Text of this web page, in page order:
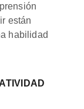
están
habilidad